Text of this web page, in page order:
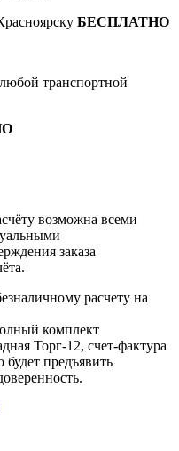
БЕСПЛАТНО
транспортной
возможна всеми
заказа
расчету на
комплект
Торг-12, счет-фактура
предъявить